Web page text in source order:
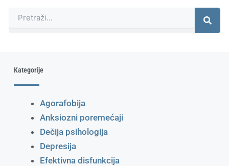
Kategorije
Agorafobija
Anksiozni poremećaji
Dečija psihologija
Depresija
Efektivna disfunkcija